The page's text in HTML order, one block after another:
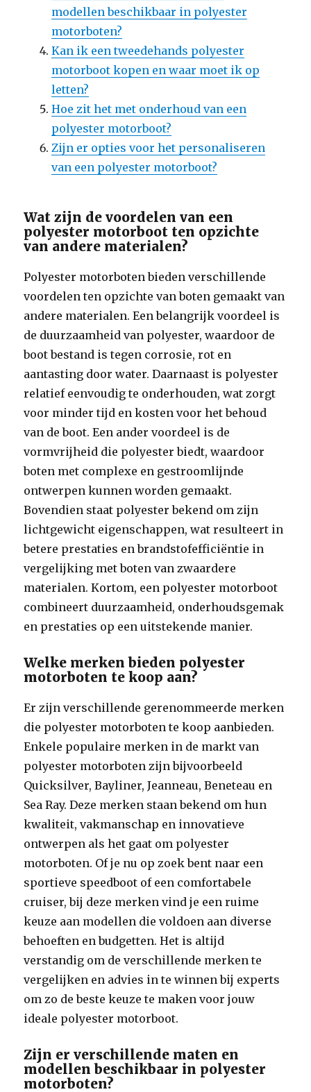
modellen beschikbaar in polyester
motorboten?
Kan ik een tweedehands polyester
motorboot kopen en waar moet ik op
letten?
Hoe zit het met onderhoud van een
polyester motorboot?
Zijn er opties voor het personaliseren
van een polyester motorboot?
Wat zijn de voordelen van een
polyester motorboot ten opzichte
van andere materialen?
Polyester motorboten bieden verschillende
voordelen ten opzichte van boten gemaakt van
andere materialen. Een belangrijk voordeel is
de duurzaamheid van polyester, waardoor de
boot bestand is tegen corrosie, rot en
aantasting door water. Daarnaast is polyester
relatief eenvoudig te onderhouden, wat zorgt
voor minder tijd en kosten voor het behoud
van de boot. Een ander voordeel is de
vormvrijheid die polyester biedt, waardoor
boten met complexe en gestroomlijnde
ontwerpen kunnen worden gemaakt.
Bovendien staat polyester bekend om zijn
lichtgewicht eigenschappen, wat resulteert in
betere prestaties en brandstofefficiëntie in
vergelijking met boten van zwaardere
materialen. Kortom, een polyester motorboot
combineert duurzaamheid, onderhoudsgemak
en prestaties op een uitstekende manier.
Welke merken bieden polyester
motorboten te koop aan?
Er zijn verschillende gerenommeerde merken
die polyester motorboten te koop aanbieden.
Enkele populaire merken in de markt van
polyester motorboten zijn bijvoorbeeld
Quicksilver, Bayliner, Jeanneau, Beneteau en
Sea Ray. Deze merken staan bekend om hun
kwaliteit, vakmanschap en innovatieve
ontwerpen als het gaat om polyester
motorboten. Of je nu op zoek bent naar een
sportieve speedboot of een comfortabele
cruiser, bij deze merken vind je een ruime
keuze aan modellen die voldoen aan diverse
behoeften en budgetten. Het is altijd
verstandig om de verschillende merken te
vergelijken en advies in te winnen bij experts
om zo de beste keuze te maken voor jouw
ideale polyester motorboot.
Zijn er verschillende maten en
modellen beschikbaar in polyester
motorboten?